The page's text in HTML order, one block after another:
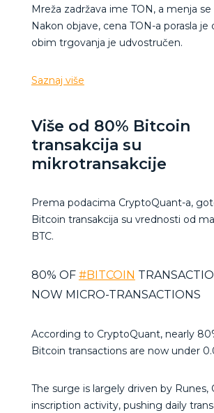
Mreža zadržava ime TON, a menja
Nakon objave, cena TON-a porasla je
obim trgovanja je udvostručen.
Saznaj više
Više od 80% Bitcoin
transakcija su
mikrotransakcije
Prema podacima CryptoQuant-a,
Bitcoin transakcija su vrednosti od
BTC.
80% OF #BITCOIN
NOW MICRO-TRANSACTIONS
According to CryptoQuant, nearly
Bitcoin transactions are now under
The surge is largely driven by Runes,
inscription activity, pushing daily